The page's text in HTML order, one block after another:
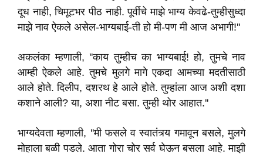
दूध नाही,चिमूटभर पीठ नाही. पूर्वीचे माझे भाग्य केवढे-तुम्हीसुध्दा
माझे नाव ऐकले असेल-भाग्यबाई-ती हो मी-पण मी आज अभागी!''
अकलंका म्हणाली, ''काय तुम्हीच का भाग्यबाई! हो,तुमचे नाव
आम्ही ऐकले आहे. तुमचे मुलगे मागे एकदा आमच्या मदतीसाठी
आले होते. दिलीप,दशरथ हे आले होते. तुम्हांला आज अशी दशा
कशाने आली?या, अशा नीट बसा. तुम्ही थोर आहात.''
भाग्यदेवता म्हणाली, ''मी फसले व स्वातंत्र्य गमावून बसले,मुलगे
मोहाला बळी पडले. आता गोरा चोर सर्व घेऊन बसला आहे. माझी